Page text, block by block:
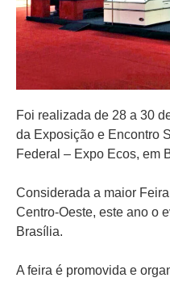
Foi realizada de 28 a 30
da Exposição e Encontro
Federal – Expo Ecos, em
Considerada a maior
Centro-Oeste, este ano o
Brasília.
A feira é promovida e